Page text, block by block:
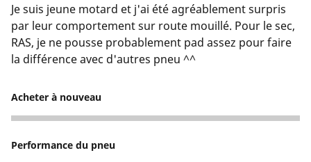
Je suis jeune motard et j'ai été agréablement surpris
par leur comportement sur route mouillé. Pour le sec,
RAS, je ne pousse probablement pad assez pour faire
la différence avec d'autres pneu ^^
Acheter à nouveau
5
Performance du pneu